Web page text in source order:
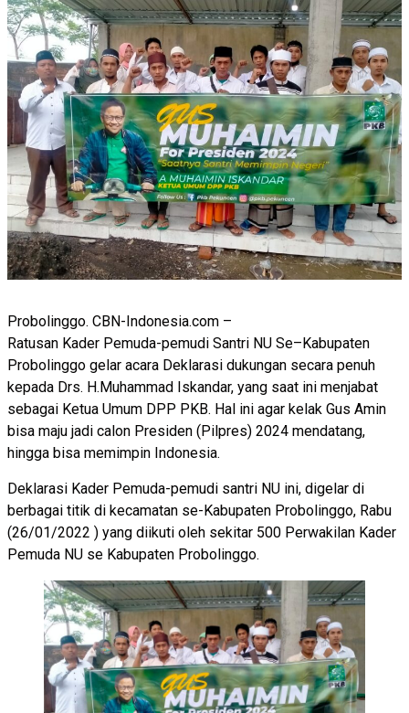
Probolinggo. CBN-Indonesia.com –
Ratusan Kader Pemuda-pemudi Santri NU Se–Kabupaten
Probolinggo gelar acara Deklarasi dukungan secara penuh
kepada Drs. H.Muhammad Iskandar, yang saat ini menjabat
sebagai Ketua Umum DPP PKB. Hal ini agar kelak Gus Amin
bisa maju jadi calon Presiden (Pilpres) 2024 mendatang,
hingga bisa memimpin Indonesia.
Deklarasi Kader Pemuda-pemudi santri NU ini, digelar di
berbagai titik di kecamatan se-Kabupaten Probolinggo, Rabu
(26/01/2022 ) yang diikuti oleh sekitar 500 Perwakilan Kader
Pemuda NU se Kabupaten Probolinggo.